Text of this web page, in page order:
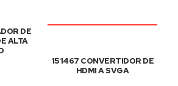
DE
ALTA
151467 CONVERTIDOR DE
HDMI A SVGA